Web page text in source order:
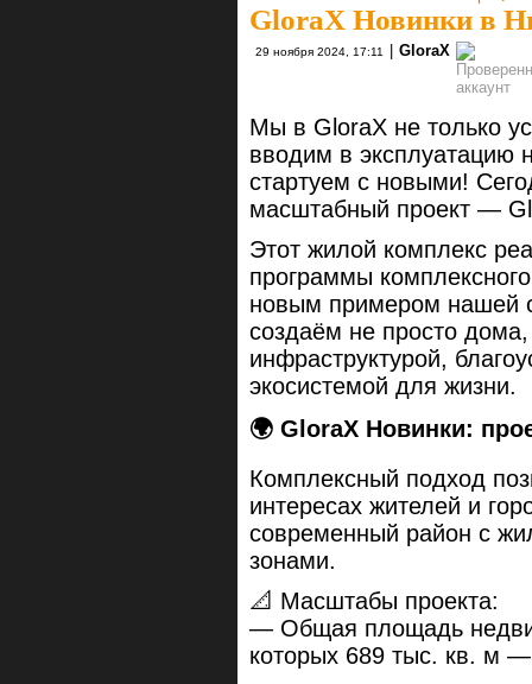
GloraX Новинки в
29 ноября 2024, 17:11 | GloraX
Мы в GloraX не только
вводим в эксплуатацию
стартуем с новыми!
масштабный проект —
Этот жилой комплекс
программы
новым примером нашей
создаём не просто
инфраструктурой,
экосистемой для жизни.
🌍 GloraX Новинки:
Комплексный подход
интересах жителей и
современный район с
зонами.
📐 Масштабы проекта:
— Общая площадь
которых 689 тыс. кв. м